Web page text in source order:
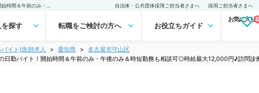
自治体・公共団体採用ご担当者さまへ 採用ご担当者さまへ
探す 転職をご検討の方へ お役立ちガイド
お気に入り0
イト)医師求人 愛知県
名古屋市守山区
日勤バイト！開始時間＆午前のみ・午後のみ＆時短勤務も相談可◎時給最大12,000円♪訪問診